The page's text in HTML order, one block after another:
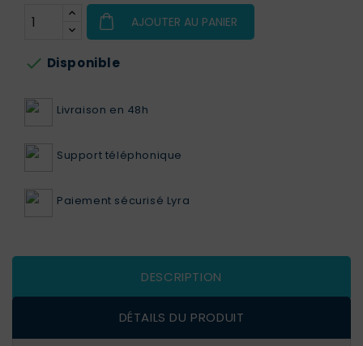
AJOUTER AU PANIER
 Disponible
Livraison en 48h
Support téléphonique
Paiement sécurisé Lyra
DESCRIPTION
DÉTAILS DU PRODUIT